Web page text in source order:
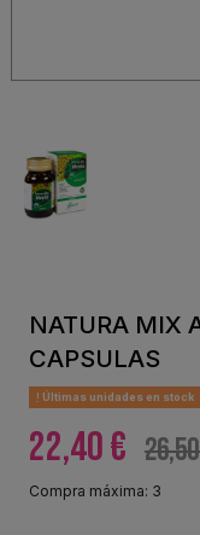
NATURA MIX
CAPSULAS
Últimas unidades en stock
22,40 €
Compra máxima: 3